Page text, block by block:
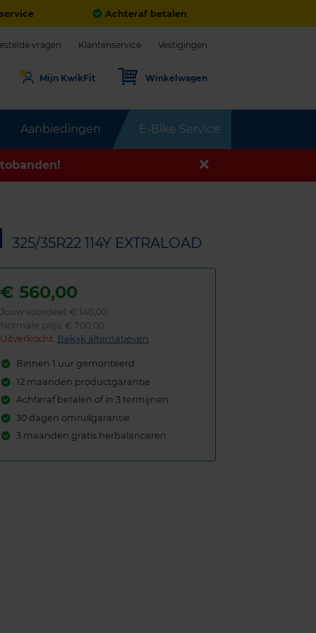
Achteraf betalen
Aanbiedingen E-Bike Service
vragen Klantenservice Vestigingen
Mijn KwikFit Winkelwagen
325/35R22 114Y EXTRALOAD
€ 560,00
Jouw voordeel: € 140,00
Normale prijs: € 700,00
Uitverkocht: Bekijk alternatieven
Binnen 1 uur gemonteerd
12 maanden productgarantie
Achteraf betalen of in 3 termijnen
30 dagen omruilgarantie
3 maanden gratis herbalanceren